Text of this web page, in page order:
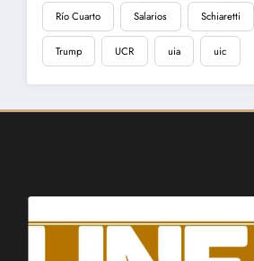
Río Cuarto Salarios Schiaretti
Trump UCR uia uic